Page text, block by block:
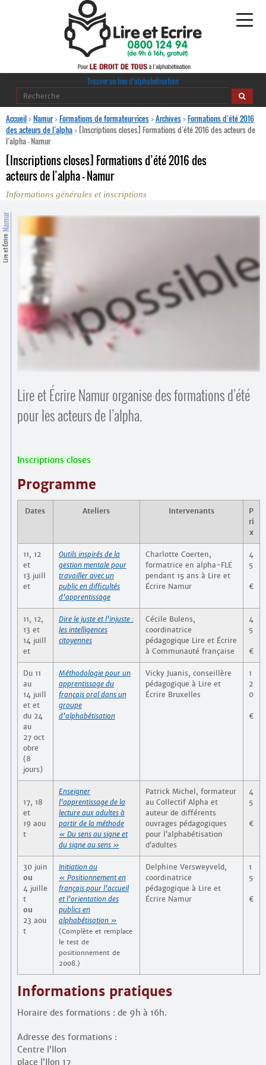
Alphabétisation
·
Comprendre et parler
Contacts
Trouver un lieu d’alphabétisation
Trouver un lieu d’alphabétisation
Accueil>Namur>Formations de formateur·rices>Archives>Formations d’été 2016
des acteurs de l’alpha>[Inscriptions closes] Formations d’été 2016 des acteurs de
l’alpha – Namur
[Inscriptions closes] Formations d’été 2016 des
acteurs de l’alpha – Namur
Informations générales et inscriptions
Lire et Écrire
Namur
Lire et Écrire Namur organise des formations d’été
pour les acteurs de l’alpha.
Inscriptions closes
Programme
Dates Ateliers Intervenants
P
ri
x
11, 12
et
13 juill
et
Outils inspirés de la
gestion mentale pour
travailler avec un
public en difficultés
d’apprentissage
Charlotte Coerten,
formatrice en alpha-FLE
pendant 15 ans à Lire et
Écrire Namur
4
5
€
11, 12,
13 et
14 juill
et
Dire le juste et l’injuste :
les intelligences
citoyennes
Cécile Bulens,
coordinatrice
pédagogique Lire et Écrire
à Communauté française
4
5
€
Du 11
au
14 juill
et et
du 24
au
27 oct
obre
(8
jours)
Méthodologie pour un
apprentissage du
français oral dans un
groupe
d’alphabétisation
Vicky Juanis, conseillère
pédagogique à Lire et
Écrire Bruxelles
1
2
0
€
17, 18
et
19 aou
t
Enseigner
l’apprentissage de la
lecture aux adultes à
partir de la méthode
« Du sens au signe et
du signe au sens »
Patrick Michel, formateur
au Collectif Alpha et
auteur de différents
ouvrages pédagogiques
pour l’alphabétisation
d’adultes
4
5
€
30 juin
ou
4 juille
t
ou
23 aou
t
Initiation au
« Positionnement en
français pour l’accueil
et l’orientation des
publics en
alphabétisation »
(Complète et remplace
le test de
positionnement de
2008.)
Delphine Versweyveld,
coordinatrice
pédagogique à Lire et
Écrire Namur
1
5
€
Informations pratiques
Horaire des formations : de 9h à 16h.
Adresse des formations :
Centre l’Ilon
place l’Ilon 17